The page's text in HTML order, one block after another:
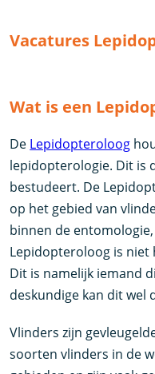
Vacatures
Wat is een
De Lepidopteroloog
lepidopterologie. Dit is
bestudeert. De
op het gebied van
binnen de
Lepidopteroloog is niet
Dit is namelijk iemand
deskundige kan dit wel
Vlinders zijn
soorten vlinders in de